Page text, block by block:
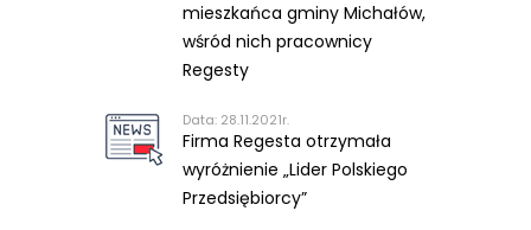
mieszkańca gminy Michałów,
wśród nich pracownicy
Regesty
Data: 28.11.2021r.
Firma Regesta otrzymała
wyróżnienie „Lider Polskiego
Przedsiębiorcy”